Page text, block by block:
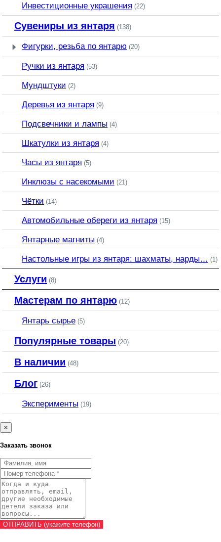
Инвестиционные украшения (22)
Сувениры из янтаря (138)
Фигурки, резьба по янтарю (20)
Ручки из янтаря (53)
Мундштуки (2)
Деревья из янтаря (9)
Подсвечники и лампы (4)
Шкатулки из янтаря (4)
Часы из янтаря (5)
Инклюзы с насекомыми (21)
Чётки (14)
Автомобильные обереги из янтаря (15)
Янтарные магниты (4)
Настольные игры из янтаря: шахматы, нарды… (1)
Услуги (8)
Мастерам по янтарю (12)
Янтарь сырье (5)
Популярные товары (20)
В наличии (48)
Блог (26)
Эксперименты (19)
×
Заказать звонок